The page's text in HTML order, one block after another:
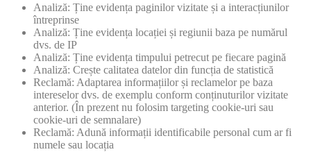
Analiză: Ține evidența paginilor vizitate și a interacțiunilor
întreprinse
Analiză: Ține evidența locației și regiunii baza pe numărul
dvs. de IP
Analiză: Ține evidența timpului petrecut pe fiecare pagină
Analiză: Crește calitatea datelor din funcția de statistică
Reclamă: Adaptarea informațiilor și reclamelor pe baza
intereselor dvs. de exemplu conform conținuturilor vizitate
anterior. (În prezent nu folosim targeting cookie-uri sau
cookie-uri de semnalare)
Reclamă: Adună informații identificabile personal cum ar fi
numele sau locația